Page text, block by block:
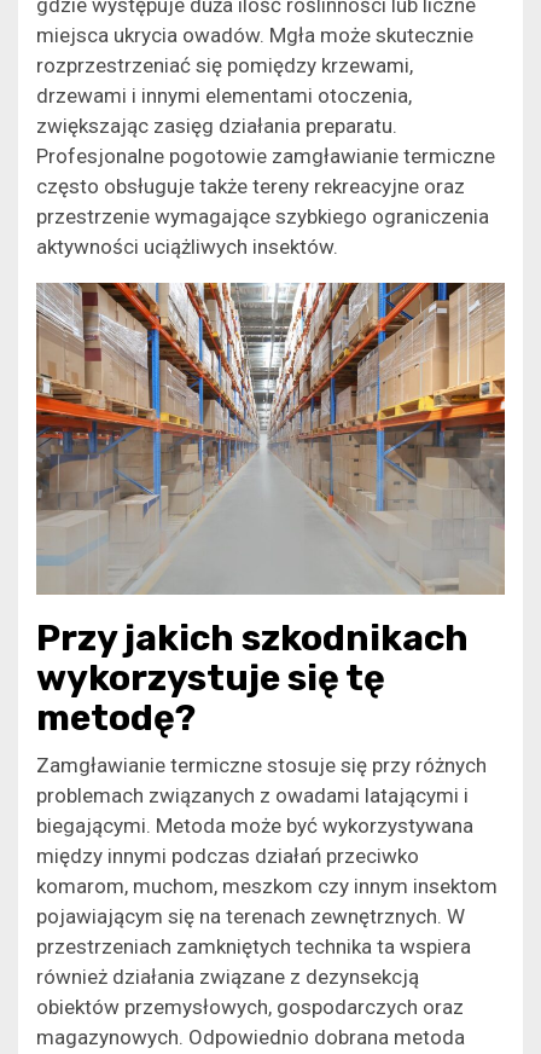
gdzie występuje duża ilość roślinności lub liczne
miejsca ukrycia owadów. Mgła może skutecznie
rozprzestrzeniać się pomiędzy krzewami,
drzewami i innymi elementami otoczenia,
zwiększając zasięg działania preparatu.
Profesjonalne pogotowie zamgławianie termiczne
często obsługuje także tereny rekreacyjne oraz
przestrzenie wymagające szybkiego ograniczenia
aktywności uciążliwych insektów.
Przy jakich szkodnikach
wykorzystuje się tę
metodę?
Zamgławianie termiczne stosuje się przy różnych
problemach związanych z owadami latającymi i
biegającymi. Metoda może być wykorzystywana
między innymi podczas działań przeciwko
komarom, muchom, meszkom czy innym insektom
pojawiającym się na terenach zewnętrznych. W
przestrzeniach zamkniętych technika ta wspiera
również działania związane z dezynsekcją
obiektów przemysłowych, gospodarczych oraz
magazynowych. Odpowiednio dobrana metoda